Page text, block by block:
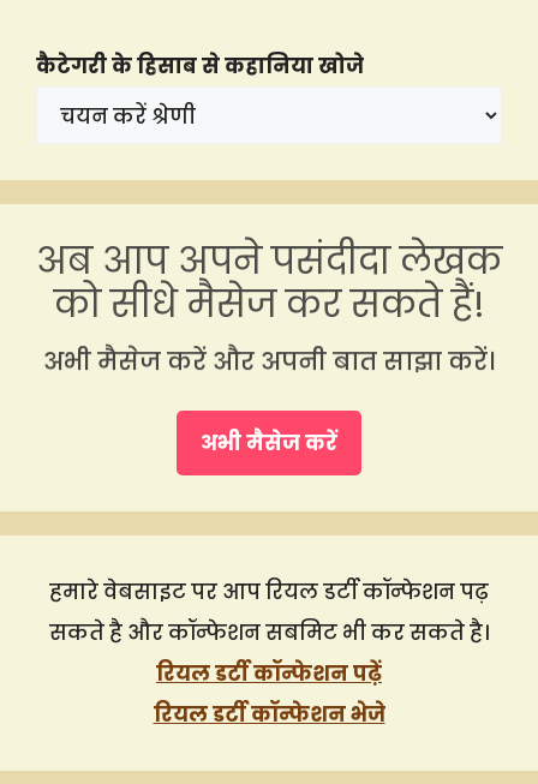
कैटेगरी के हिसाब से कहानिया खोजे
अब आप अपने पसंदीदा लेखक
को सीधे मैसेज कर सकते हैं!
अभी मैसेज करें और अपनी बात साझा करें।
अभी मैसेज करें
हमारे वेबसाइट पर आप रियल डर्टी कॉन्फेशन पढ़
सकते है और कॉन्फेशन सबमिट भी कर सकते है।
रियल डर्टी कॉन्फेशन पढ़ें
रियल डर्टी कॉन्फेशन भेजे